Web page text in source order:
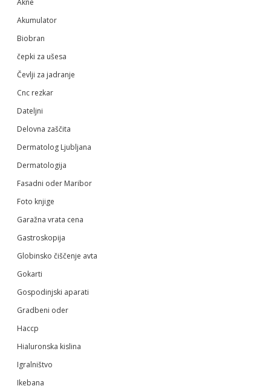
Akumulator
Biobran
čepki za ušesa
Čevlji za jadranje
Cnc rezkar
Dateljni
Delovna zaščita
Dermatolog Ljubljana
Dermatologija
Fasadni oder Maribor
Foto knjige
Garažna vrata cena
Gastroskopija
Globinsko čiščenje avta
Gokarti
Gospodinjski aparati
Gradbeni oder
Haccp
Hialuronska kislina
Igralništvo
Ikebana